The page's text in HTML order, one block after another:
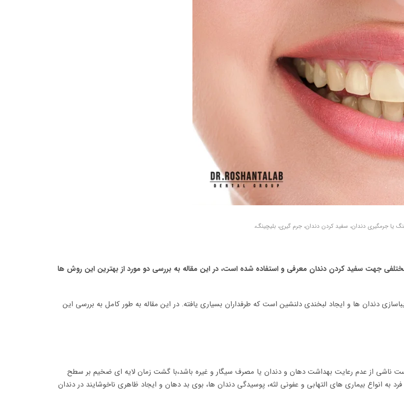
یا جرمگیری دندان، سفید کردن دندان، جرم گیری، بلیچینگ،
جهت سفید کردن دندان معرفی و استفاده شده است، در این مقاله به بررسی دو مورد از بهترین این روش ها
دندان ها و ایجاد لبخندی دلنشین است که طرفداران بسیاری یافته. در این مقاله به طور کامل به بررسی این
ناشی از عدم رعایت بهداشت دهان و دندان یا مصرف سیگار و غیره باشد،با گشت زمان لایه ای ضخیم بر سطح
به انواع بیماری های التهابی و عفونی لثه، پوسیدگی دندان ها، بوی بد دهان و ایجاد ظاهری ناخوشایند در دندان